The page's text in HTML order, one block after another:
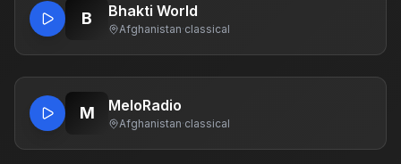
B Bhakti World
Afghanistan·classical
M MeloRadio
Afghanistan·classical